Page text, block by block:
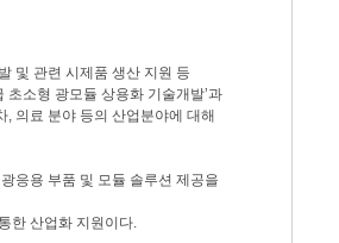
및 관련 시제품 생산 지원 등
소형 광모듈 상용화 기술개발’과
, 의료 분야 등의 산업분야에 대해
응용 부품 및 모듈 솔루션 제공을
한 산업화 지원이다.